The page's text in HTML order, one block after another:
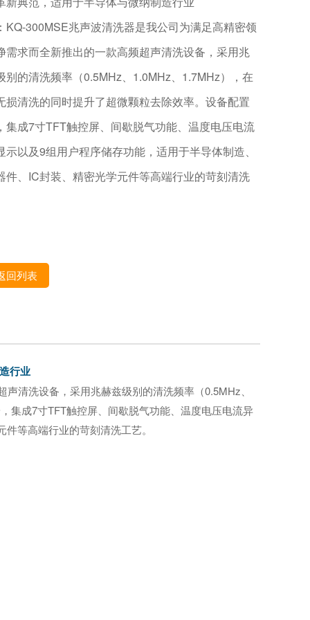
KQ-300MSE兆声波清洗器是我公司为满足高精密领
需求而全新推出的一款高频超声清洗设备，采用兆
别的清洗频率（0.5MHz、1.0MHz、1.7MHz），在
损清洗的同时提升了超微颗粒去除效率。设备配置
集成7寸TFT触控屏、间歇脱气功能、温度电压电流
示以及9组用户程序储存功能，适用于半导体制造、
件、IC封装、精密光学元件等高端行业的苛刻清洗
回列表
行业
清洗设备，采用兆赫兹级别的清洗频率（0.5MHz、
集成7寸TFT触控屏、间歇脱气功能、温度电压电流异
等高端行业的苛刻清洗工艺。